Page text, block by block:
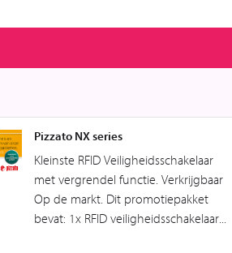
Pizzato NX series
Kleinste RFID Veiligheidsschakelaar
met vergrendel functie. Verkrijgbaar
Op de markt. Dit promotiepakket
bevat: 1x RFID veiligheidsschakelaar...